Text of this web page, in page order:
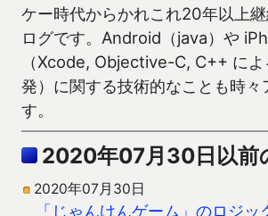
ケー時代からかれこれ20年以上
ログです。Android（java）や
（Xcode, Objective-C, C++ に
発）に関する技術的なことも時々
す。
2020年07月30日以前
2020年07月30日
「じゃんけんゲーム」のロジ